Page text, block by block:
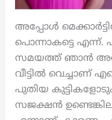
അപ്പോൾ
പൊന്നാകട്ടെ എന്ന്.
സമയത്ത് ഞാൻ
വീട്ടിൽ വെച്ചാണ്
പുതിയ
സജക്ഷൻ